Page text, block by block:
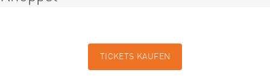
TICKETS KAUFEN